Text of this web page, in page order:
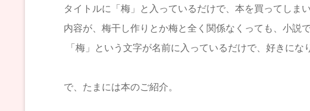
タイトルに「梅」と入っているだけで、本を買ってしまい
内容が、梅干し作りとか梅と全く関係なくっても、小説で
「梅」という文字が名前に入っているだけで、好きにな
で、たまには本のご紹介。